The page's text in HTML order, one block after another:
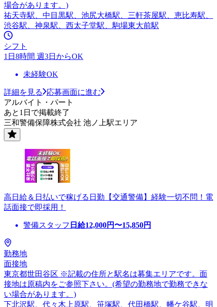
場合があります。)
祐天寺駅、中目黒駅、池尻大橋駅、三軒茶屋駅、恵比寿駅、
渋谷駅、神泉駅、西太子堂駅、駒場東大前駅
シフト
1日8時間 週3日からOK
未経験OK
詳細を見る
応募画面に進む
アルバイト・パート
あと1日で掲載終了
三和警備保障株式会社 池ノ上駅エリア
高日給＆日払いで稼げる日勤【交通警備】経験一切不問！電
話面接で即採用！
警備スタッフ 日給12,000円〜15,850円
勤務地
面接地
東京都世田谷区 ※記載の住所と駅名は募集エリアです。面
接地は原稿内をご参照下さい。(希望の勤務地で勤務できな
い場合があります。)
下北沢駅、代々木上原駅、笹塚駅、代田橋駅、幡ケ谷駅、明